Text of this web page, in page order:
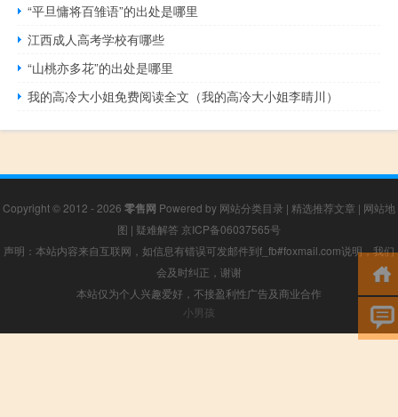
“平旦慵将百雏语”的出处是哪里
江西成人高考学校有哪些
“山桃亦多花”的出处是哪里
我的高冷大小姐免费阅读全文（我的高冷大小姐李晴川）
Copyright © 2012 - 2026 零售网 Powered by 网站分类目录 | 精选推荐文章 | 网站地
图 | 疑难解答 京ICP备06037565号
声明：本站内容来自互联网，如信息有错误可发邮件到f_fb#foxmail.com说明，我们
会及时纠正，谢谢
本站仅为个人兴趣爱好，不接盈利性广告及商业合作
小男孩